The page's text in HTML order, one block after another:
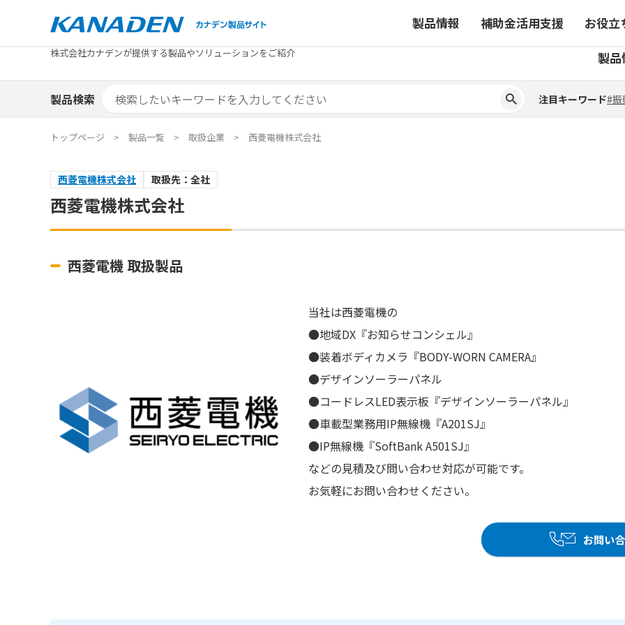
製品情報
カテゴリから探す メーカーから探す 事業から探す
エリア別おすすめ製品 特集
カタログ・技術資料
補助金活用支援
補助金検索システム 補助金対象製品一覧 補助金ヘルプデスク
お役立
トピックス お役立ちコラム 4コマ漫画でわかる取扱
製品検索 注目キーワード#振
株式会社カナデンが提供する製品やソリューションをご紹介 製品
カテゴリから探す メーカーから探す 事業から探す
エリア別おすすめ製品
補助金検索システム 補助金対象製品一覧 補助金ヘルプデスク
トピックス お役立ちコラム 4コマ漫画でわかる取扱
製品検索 注目キーワード#振
トップページ 製品一覧 取扱企業 西菱電機株式会社
西菱電機株式会社 取扱先：全社
西菱電機株式会社
西菱電機 取扱製品
当社は西菱電機の
●地域DX『お知らせコンシェル』
●装着ボディカメラ『BODY-WORN CAMERA』
●デザインソーラーパネル
●コードレスLED表示板『デザインソーラーパネル』
●車載型業務用IP無線機『A201SJ』
●IP無線機『SoftBank A501SJ』
などの見積及び問い合わせ対応が可能です。
お気軽にお問い合わせください。
お問い